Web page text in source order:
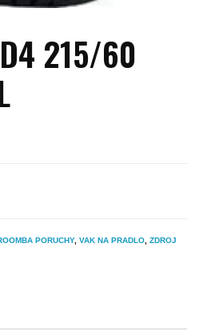
215/60
PORUCHY, VAK NA PRADLO ZDROJ